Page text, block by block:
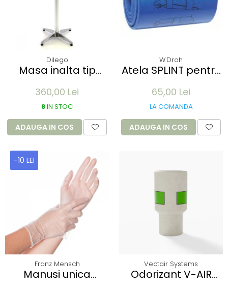
Dilego
Masa inalta tip
60x115cm - aluminiu
optic crom
360,00 Lei
8IN STOC
ADAUGA IN COS
W.Droh
Atela SPLINT pentru
- refolosibila,
impermeabila,
radio-transparenta
- rola 100x11 cm
65,00 Lei
LA COMANDA
ADAUGA IN COS
-10 LEI
Franz Mensch
Manusi unica
Vectair Systems
Odorizant V-AIR